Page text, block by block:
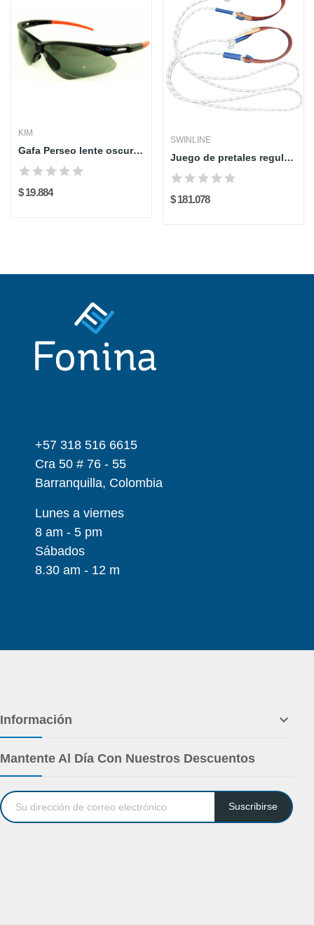
KIM
Gafa Perseo lente oscuro al 078 KIM
$ 19.884
SWINLINE
Juego de pretales regulables SL 711R SwinLine
$ 181.078
+57 318 516 6615
Cra 50 # 76 - 55
Barranquilla, Colombia
Lunes a viernes
8 am - 5 pm
Sábados
8.30 am - 12 m
Información 
Mantente Al Día Con Nuestros Descuentos
Suscribirse